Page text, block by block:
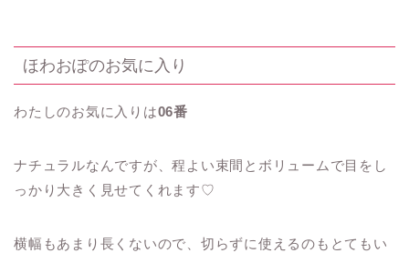
ほわおぽのお気に入り
わたしのお気に入りは06番
ナチュラルなんですが、程よい束間とボリュームで目をし
っかり大きく見せてくれます♡
横幅もあまり長くないので、切らずに使えるのもとてもい